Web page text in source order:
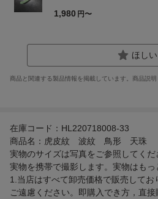
1,980 円〜
ほしい
商品と関連する製品情報を掲載しています。商品説明
在庫コード：HL220718008-33
商品名：虎皮紋 波紋 鳥形 天珠
実物のサイズは写真をご参照してくだ
実物を携帯で撮影します。実物はもっ
1.当店はすべて卸売価格で販売して
ご遠慮ください。即購入でき方，直